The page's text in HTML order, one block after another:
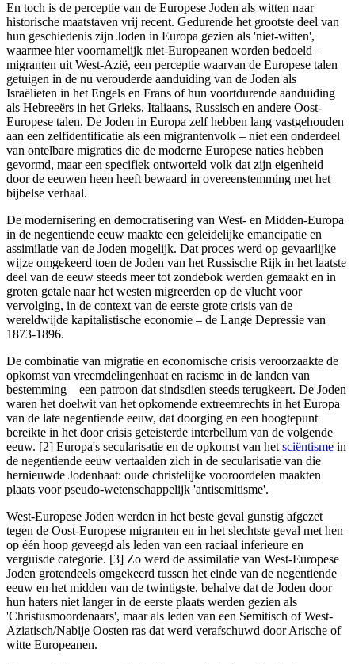
En toch is de perceptie van de Europese Joden als witten naar
historische maatstaven vrij recent. Gedurende het grootste deel van
hun geschiedenis zijn Joden in Europa gezien als 'niet-witten',
waarmee hier voornamelijk niet-Europeanen worden bedoeld ‒
migranten uit West-Azië, een perceptie waarvan de Europese talen
getuigen in de nu verouderde aanduiding van de Joden als
Israëlieten in het Engels en Frans of hun voortdurende aanduiding
als Hebreeërs in het Grieks, Italiaans, Russisch en andere Oost-
Europese talen. De Joden in Europa zelf hebben lang vastgehouden
aan een zelfidentificatie als een migrantenvolk ‒ niet een onderdeel
van ontelbare migraties die de moderne Europese naties hebben
gevormd, maar een specifiek ontworteld volk dat zijn eigenheid
door de eeuwen heen heeft bewaard in overeenstemming met het
bijbelse verhaal.
De modernisering en democratisering van West- en Midden-Europa
in de negentiende eeuw maakte een geleidelijke emancipatie en
assimilatie van de Joden mogelijk. Dat proces werd op gevaarlijke
wijze omgekeerd toen de Joden van het Russische Rijk in het laatste
deel van de eeuw steeds meer tot zondebok werden gemaakt en in
groten getale naar het westen migreerden op de vlucht voor
vervolging, in de context van de eerste grote crisis van de
wereldwijde kapitalistische economie ‒ de Lange Depressie van
1873-1896.
De combinatie van migratie en economische crisis veroorzaakte de
opkomst van vreemdelingenhaat en racisme in de landen van
bestemming ‒ een patroon dat sindsdien steeds terugkeert. De Joden
waren het doelwit van het opkomende extreemrechts in het Europa
van de late negentiende eeuw, dat doorging en een hoogtepunt
bereikte in het door crisis geteisterde interbellum van de volgende
eeuw. [2] Europa's secularisatie en de opkomst van het sciëntisme in
de negentiende eeuw vertaalden zich in de secularisatie van die
hernieuwde Jodenhaat: oude christelijke vooroordelen maakten
plaats voor pseudo-wetenschappelijk 'antisemitisme'.
West-Europese Joden werden in het beste geval gunstig afgezet
tegen de Oost-Europese migranten en in het slechtste geval met hen
op één hoop geveegd als leden van een raciaal inferieure en
verguisde categorie. [3] Zo werd de assimilatie van West-Europese
Joden grotendeels omgekeerd tussen het einde van de negentiende
eeuw en het midden van de twintigste, behalve dat de Joden door
hun haters niet langer in de eerste plaats werden gezien als
'Christusmoordenaars', maar als leden van een Semitisch of West-
Aziatisch/Nabije Oosten ras dat werd verafschuwd door Arische of
witte Europeanen.